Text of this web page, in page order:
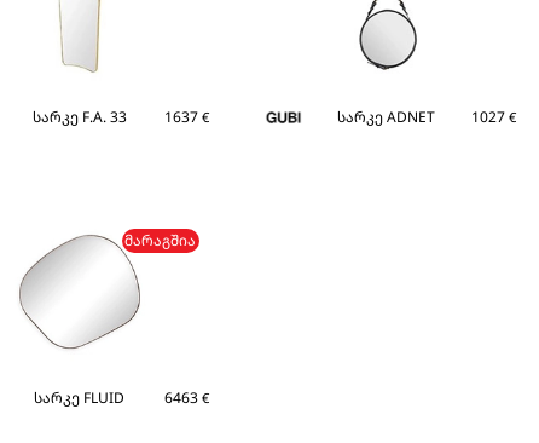
სარკე F.A. 33 1637 € სარკე ADNET 1027€
ᲛᲐᲠᲐᲒᲨᲘᲐ
სარკე FLUID 6463 €